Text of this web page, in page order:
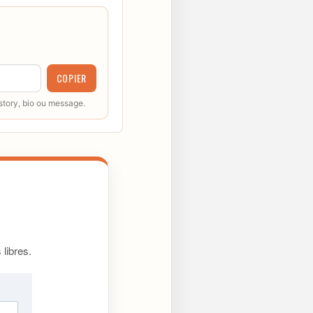
COPIER
bio ou message.
libres.